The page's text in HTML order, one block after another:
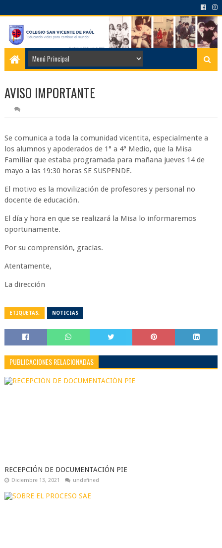
AVISO IMPORTANTE
Se comunica a toda la comunidad vicentita, especialmente a
los alumnos y apoderados de 1° a 4° Medio, que la Misa
Familiar que estaba programada para mañana jueves 14 de
mayo a las 19:30 horas SE SUSPENDE.
El motivo es la movilización de profesores y personal no
docente de educación.
El día y hora en que se realizará la Misa lo informaremos
oportunamente.
Por su comprensión, gracias.
Atentamente,
La dirección
ETIQUETAS: NOTICIAS
PUBLICACIONES RELACIONADAS
RECEPCIÓN DE DOCUMENTACIÓN PIE
Diciembre 13, 2021 undefined